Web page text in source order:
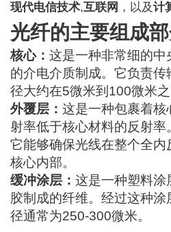
现代电信技术,互联网 ，以及计
光纤的主要组成
核心：这是一种非常细的中
的介电介质制成。它负责
径大约在5微米到100微米之
外覆层：这是一种包裹着核
射率低于核心材料的反射率
它能够确保光线在整个全
核心内部。
缓冲涂层：这是一种塑料涂
胶制成的纤维。经过这种
径通常为250-300微米。